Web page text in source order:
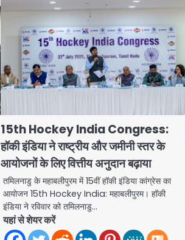
15th Hockey India Congress:
हॉकी इंडिया ने राष्ट्रीय और जमीनी स्तर के
आयोजनों के लिए वित्तीय अनुदान बढ़ाया
तमिलनाडु के महाबलीपुरम में 15वीं हॉकी इंडिया कांग्रेस का
आयोजन 15th Hockey India: महाबलीपुरम। हॉकी
इंडिया ने रविवार को तमिलनाडु…
यहां से शेयर करें